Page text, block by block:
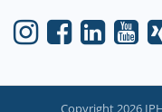
Copyright 2026